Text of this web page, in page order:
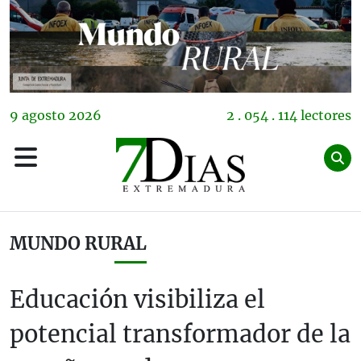
9 agosto 2026 2 . 054 . 114 lectores
MUNDO RURAL
Educación visibiliza el
potencial transformador de la